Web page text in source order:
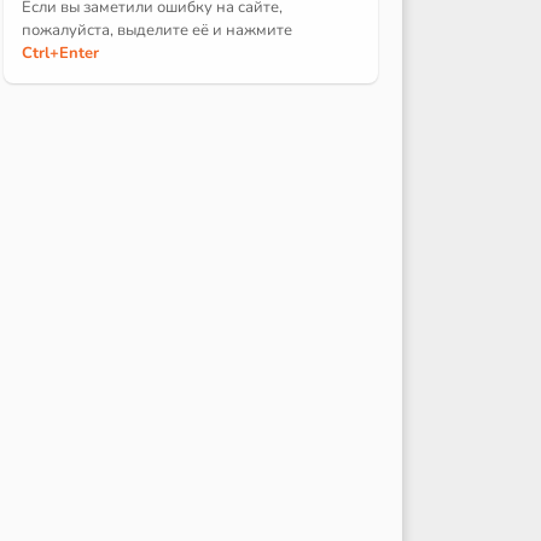
Если вы заметили ошибку на сайте,
пожалуйста, выделите её и нажмите
Ctrl+Enter